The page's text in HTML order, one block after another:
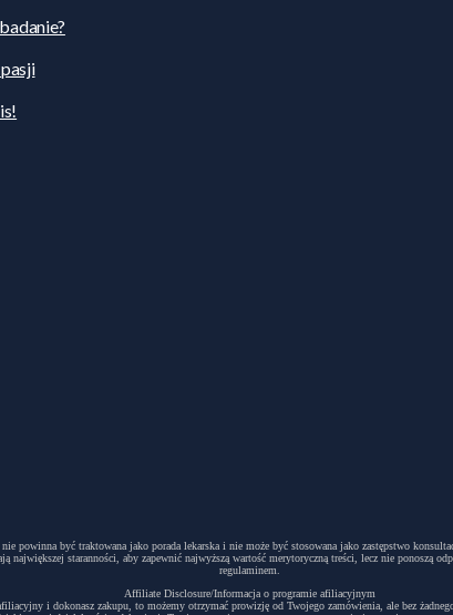
powinna być traktowana jako porada lekarska i nie może być stosowana jako zastępstwo
staranności, aby zapewnić najwyższą wartość merytoryczną treści, lecz nie ponoszą
regulaminem.
Affiliate Disclosure/Informacja o programie afiliacyjnym
i dokonasz zakupu, to możemy otrzymać prowizję od Twojego zamówienia, ale bez